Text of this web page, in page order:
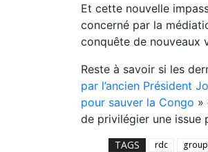
Et cette nouvelle
concerné par la
conquête de nouveaux
Reste à savoir si les
par l’ancien Président
pour sauver la Congo »
de privilégier une issue
TAGS rdc